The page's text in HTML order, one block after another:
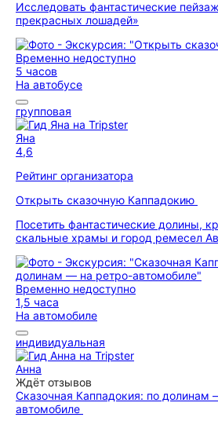
Исследовать фантастические
прекрасных лошадей»
Временно недоступно
5 часов
На автобусе
групповая
Яна
4,6
Рейтинг организатора
Открыть сказочную Каппадокию
Посетить фантастические долины,
скальные храмы и город ремесел
Временно недоступно
1,5 часа
На автомобиле
индивидуальная
Анна
Ждёт отзывов
Сказочная Каппадокия: по долинам
автомобиле